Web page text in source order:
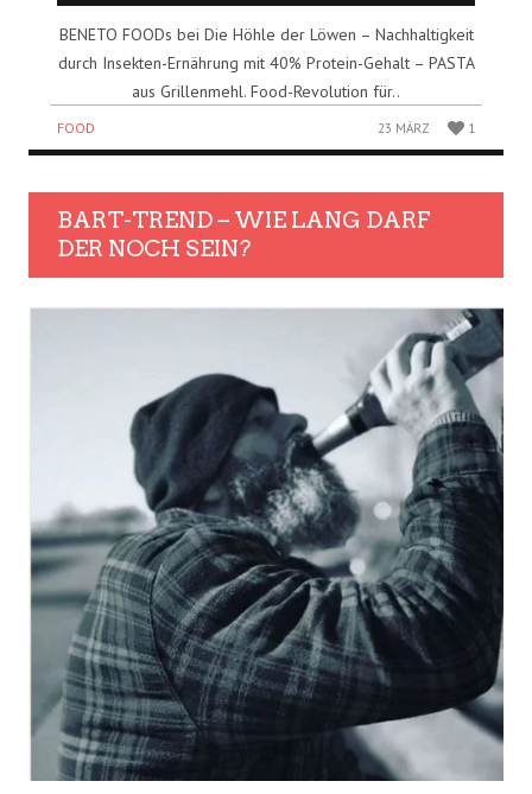
BENETO FOODs bei Die Höhle der Löwen – Nachhaltigkeit
durch Insekten-Ernährung mit 40% Protein-Gehalt – PASTA
aus Grillenmehl. Food-Revolution für..
FOOD 23 MÄRZ 1
BART-TREND – WIE LANG DARF
DER NOCH SEIN?